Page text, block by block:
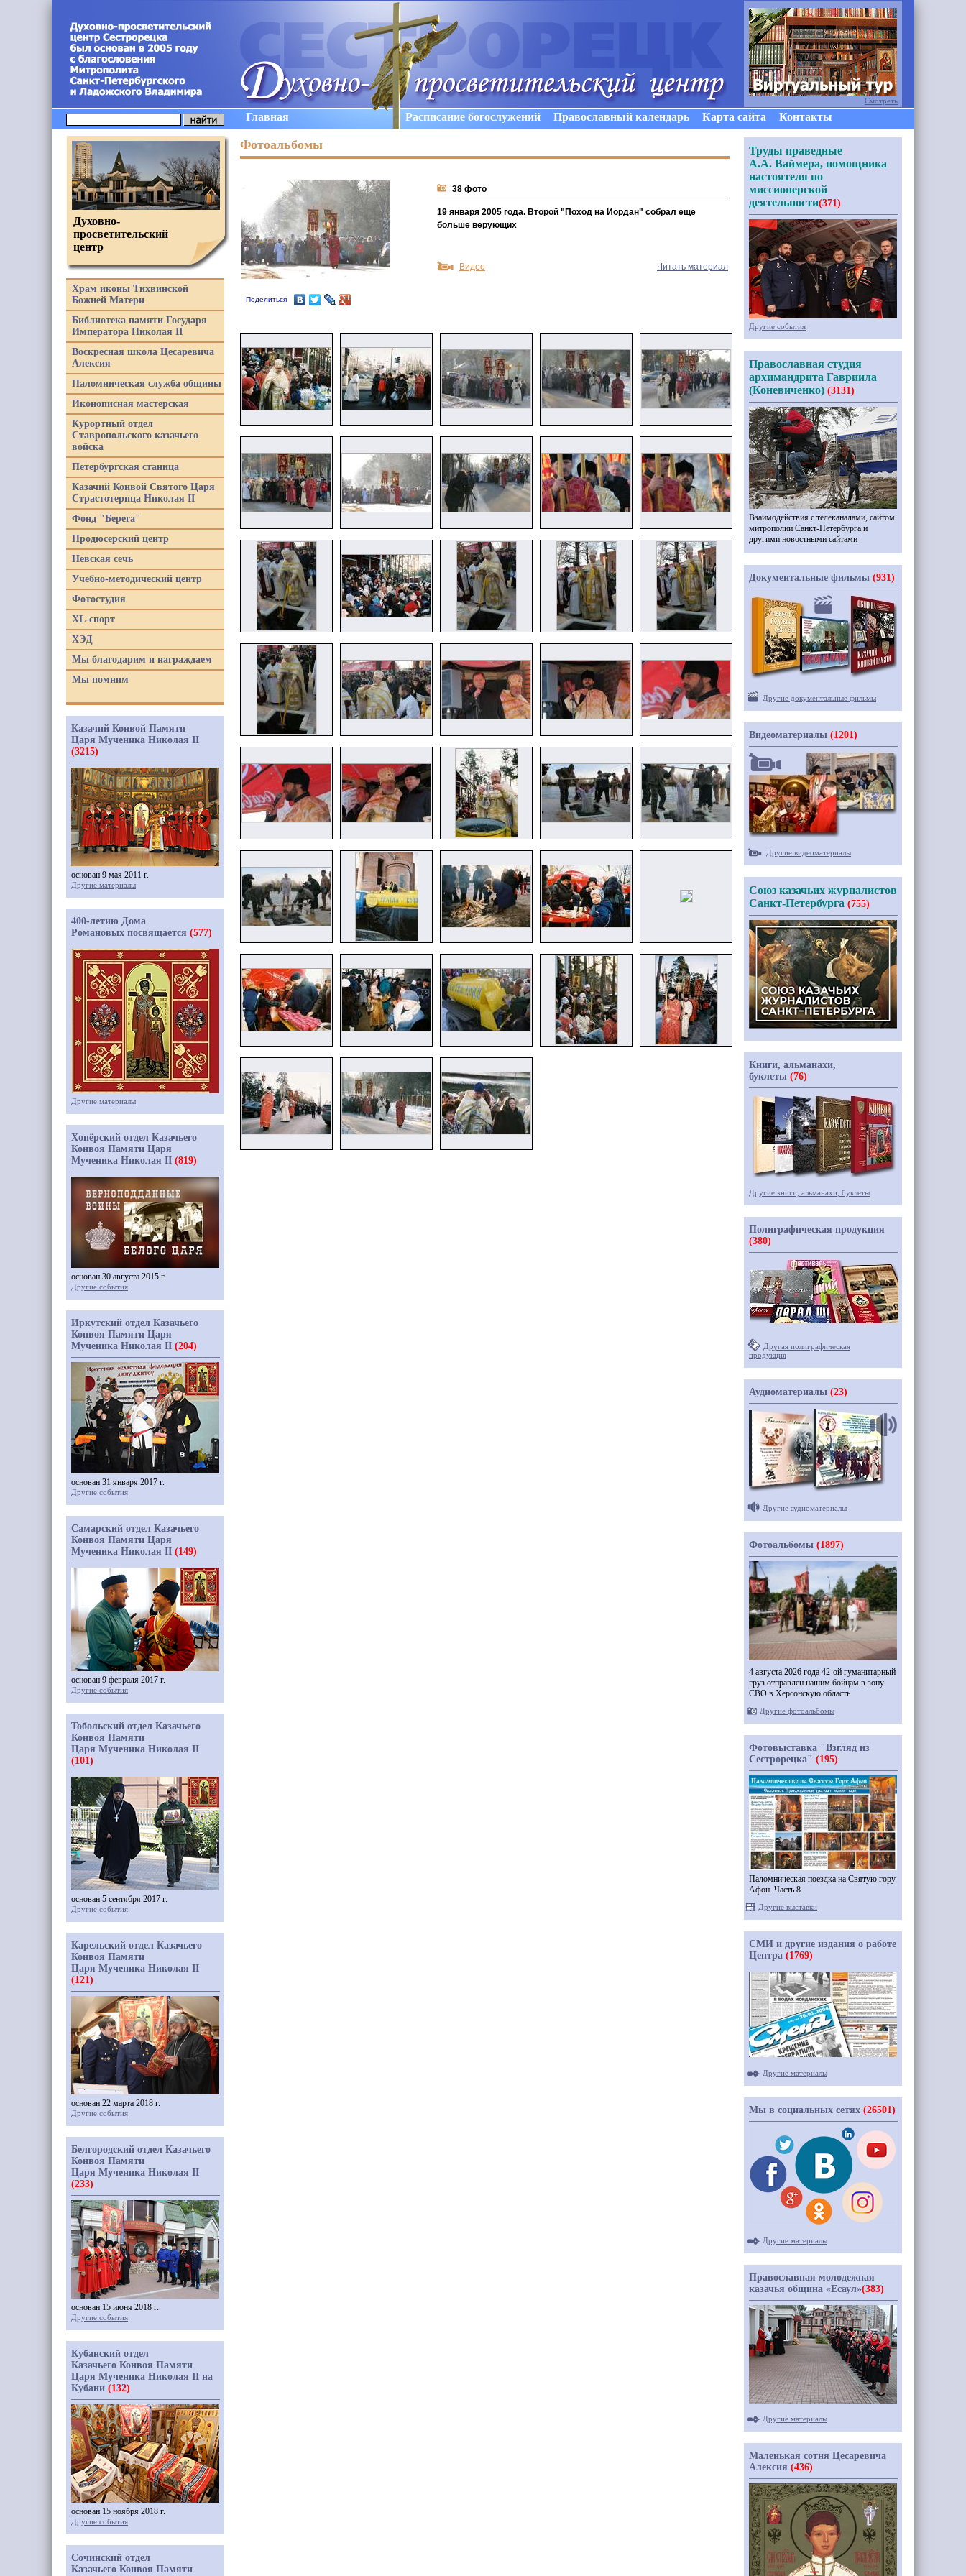
Главная Расписание богослужений Православный календарь Карта сайта Контакты
Фотоальбомы
Поделиться
38 фото
19 января 2005 года. Второй "Поход на Иордан" собрал еще
больше верующих
Видео Читать материал
Духовно-
просветительский
центр
Храм иконы Тихвинской
Божией Матери
Библиотека памяти Государя
Императора Николая II
Воскресная школа Цесаревича
Алексия
Паломническая служба общины
Иконописная мастерская
Курортный отдел
Ставропольского казачьего
войска
Петербургская станица
Казачий Конвой Святого Царя
Страстотерпца Николая II
Фонд "Берега"
Продюсерский центр
Невская сечь
Учебно-методический центр
Фотостудия
XL-спорт
ХЭД
Мы благодарим и награждаем
Мы помним
Казачий Конвой Памяти
Царя Мученика Николая II
(3215)
основан 9 мая 2011 г.
Другие материалы
400-летию Дома
Романовых посвящается (577)
Другие материалы
Хопёрский отдел Казачьего
Конвоя Памяти Царя
Мученика Николая II (819)
основан 30 августа 2015 г.
Другие события
Иркутский отдел Казачьего
Конвоя Памяти Царя
Мученика Николая II (204)
основан 31 января 2017 г.
Другие события
Самарский отдел Казачьего
Конвоя Памяти Царя
Мученика Николая II (149)
основан 9 февраля 2017 г.
Другие события
Тобольский отдел Казачьего
Конвоя Памяти
Царя Мученика Николая II
(101)
основан 5 сентября 2017 г.
Другие события
Карельский отдел Казачьего
Конвоя Памяти
Царя Мученика Николая II
(121)
основан 22 марта 2018 г.
Другие события
Белгородский отдел Казачьего
Конвоя Памяти
Царя Мученика Николая II
(233)
основан 15 июня 2018 г.
Другие события
Кубанский отдел
Казачьего Конвоя Памяти
Царя Мученика Николая II на
Кубани (132)
основан 15 ноября 2018 г.
Другие события
Сочинский отдел
Казачьего Конвоя Памяти
Смотреть
Труды праведные
А.А. Ваймера, помощника
настоятеля по
миссионерской
деятельности(371)
Другие события
Православная студия
архимандрита Гавриила
(Коневиченко) (3131)
Взаимодействия с телеканалами, сайтом
митрополии Санкт-Петербурга и
другими новостными сайтами
Документальные фильмы (931)
Другие документальные фильмы
Видеоматериалы (1201)
Другие видеоматериалы
Союз казачьих журналистов
Санкт-Петербурга (755)
Книги, альманахи,
буклеты (76)
Другие книги, альманахи, буклеты
Полиграфическая продукция
(380)
Другая полиграфическая
продукция
Аудиоматериалы (23)
Другие аудиоматериалы
Фотоальбомы (1897)
4 августа 2026 года 42-ой гуманитарный
груз отправлен нашим бойцам в зону
СВО в Херсонскую область
Другие фотоальбомы
Фотовыставка "Взгляд из
Сестрорецка" (195)
Паломническая поездка на Святую гору
Афон. Часть 8
Другие выставки
СМИ и другие издания о работе
Центра (1769)
Другие материалы
Мы в социальных сетях (26501)
Другие материалы
Православная молодежная
казачья община «Есаул»(383)
Другие материалы
Маленькая сотня Цесаревича
Алексия (436)